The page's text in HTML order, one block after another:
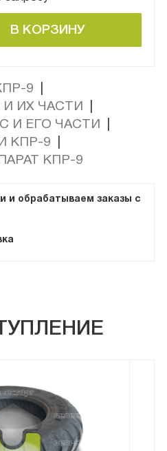
9
ИХ ЧАСТИ
И ЕГО ЧАСТИ
КПР-9
КПР-9
и обрабатываем заказы с